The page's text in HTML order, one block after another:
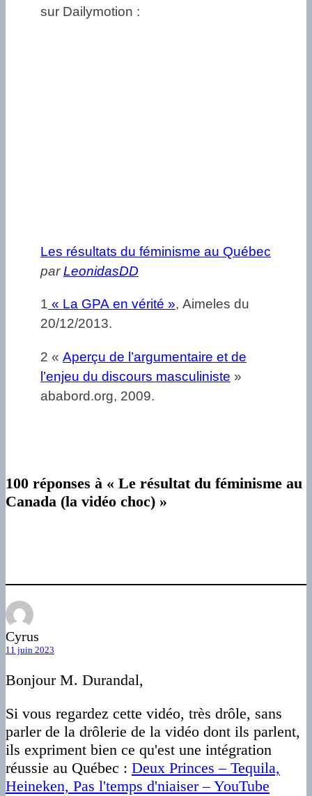
sur Dailymotion :
Les résultats du féminisme au Québec
parLeonidasDD
1 « La GPA en vérité », Aimeles du
20/12/2013.
2 « Aperçu de l’argumentaire et de
l’enjeu du discours masculiniste »
ababord.org, 2009.
100 réponses à « Le résultat du féminisme au
Canada (la vidéo choc) »
Cyrus
11 juin 2023
Bonjour M. Durandal,
Si vous regardez cette vidéo, très drôle, sans
parler de la drôlerie de la vidéo dont ils parlent,
ils expriment bien ce qu'est une intégration
réussie au Québec : Deux Princes – Tequila,
Heineken, Pas l'temps d'niaiser – YouTube